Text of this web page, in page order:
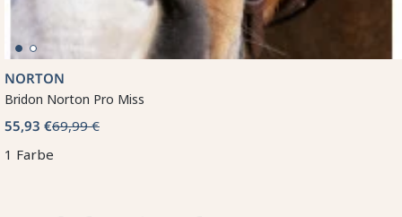
NORTON
Bridon Norton Pro Miss
55,93 €69,99 €
1 Farbe